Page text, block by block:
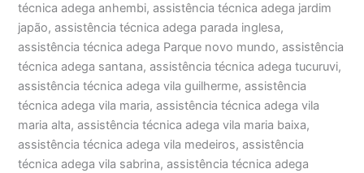
técnica adega anhembi, assistência técnica adega jardim
japão, assistência técnica adega parada inglesa,
assistência técnica adega Parque novo mundo, assistência
técnica adega santana, assistência técnica adega tucuruvi,
assistência técnica adega vila guilherme, assistência
técnica adega vila maria, assistência técnica adega vila
maria alta, assistência técnica adega vila maria baixa,
assistência técnica adega vila medeiros, assistência
técnica adega vila sabrina, assistência técnica adega